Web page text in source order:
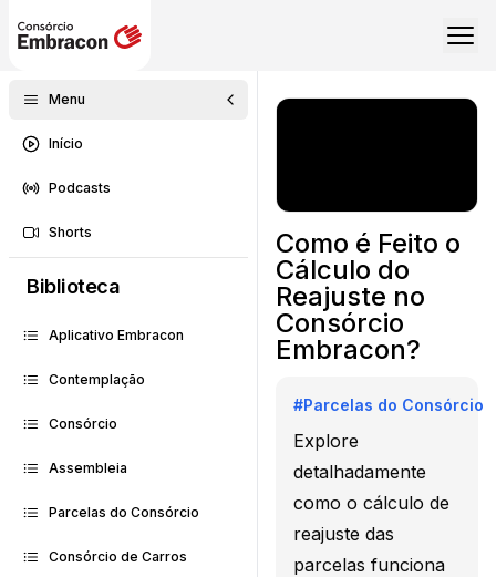
Menu
Início
Podcasts
Shorts
Biblioteca
Aplicativo Embracon
Contemplação
Consórcio
Assembleia
Parcelas do Consórcio
Consórcio de Carros
Como é Feito o
Cálculo do
Reajuste no
Consórcio
Embracon?
#Parcelas do Consórcio
Explore
detalhadamente
como o cálculo de
reajuste das
parcelas funciona